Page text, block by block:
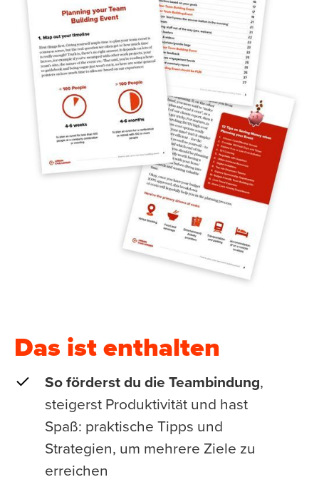
Das ist enthalten
So förderst du die Teambindung,
steigerst Produktivität und hast
Spaß: praktische Tipps und
Strategien, um mehrere Ziele zu
erreichen